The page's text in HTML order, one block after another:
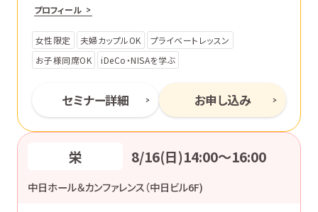
プロフィール
女性限定 夫婦カップルOK
プライベートレッスン
お子様同席OK
iDeCo・NISAを学ぶ
セミナー詳細 お申し込み
栄 8/16(日)14:00〜16:00
中日ホール＆カンファレンス（中日ビル6F)